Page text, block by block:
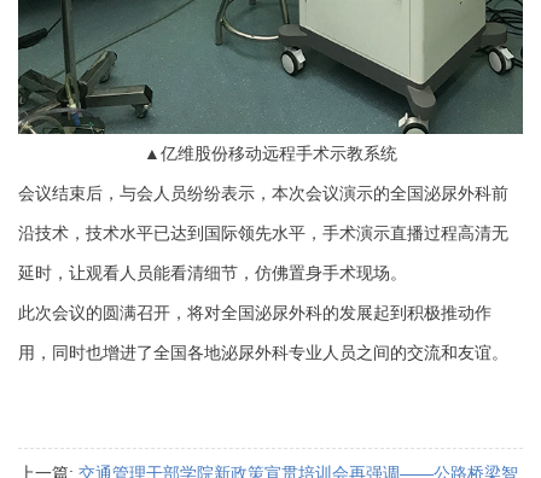
▲亿维股份移动远程手术示教系统
会议结束后，与会人员纷纷表示，本次会议演示的全国泌尿外科前
沿技术，技术水平已达到国际领先水平，手术演示直播过程高清无
延时，让观看人员能看清细节，仿佛置身手术现场。
此次会议的圆满召开，将对全国泌尿外科的发展起到积极推动作
用，同时也增进了全国各地泌尿外科专业人员之间的交流和友谊。
上一篇: 交通管理干部学院新政策宣贯培训会再强调——公路桥梁智